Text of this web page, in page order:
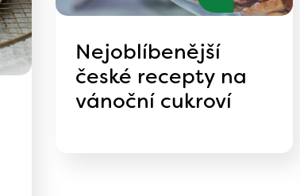
Nejoblíbenější
české recepty na
vánoční cukroví